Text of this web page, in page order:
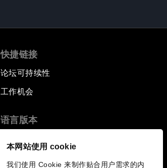
本网站使用 cookie
我们使用 Cookie 来制作贴合用户需求的内
快捷链接
论坛可持续性
工作机会
语言版本